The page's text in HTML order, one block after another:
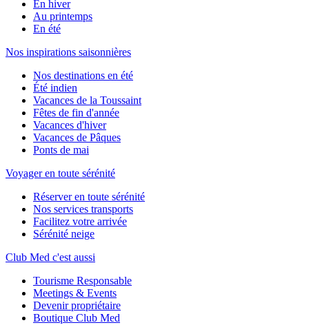
En hiver
Au printemps
En été
Nos inspirations saisonnières
Nos destinations en été
Été indien
Vacances de la Toussaint
Fêtes de fin d'année
Vacances d'hiver
Vacances de Pâques
Ponts de mai
Voyager en toute sérénité
Réserver en toute sérénité
Nos services transports
Facilitez votre arrivée
Sérénité neige
Club Med c'est aussi
Tourisme Responsable
Meetings & Events
Devenir propriétaire
Boutique Club Med